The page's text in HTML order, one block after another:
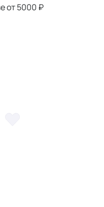
от 5000 ₽